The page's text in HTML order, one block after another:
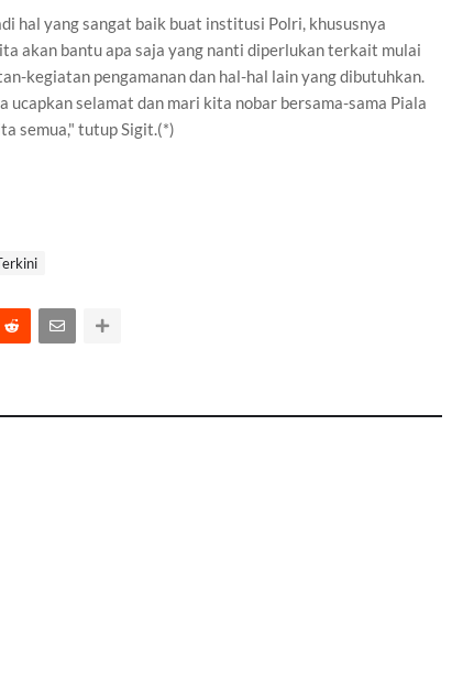
hal yang sangat baik buat institusi Polri, khususnya
akan bantu apa saja yang nanti diperlukan terkait mulai
kegiatan pengamanan dan hal-hal lain yang dibutuhkan.
ucapkan selamat dan mari kita nobar bersama-sama Piala
semua," tutup Sigit.(*)